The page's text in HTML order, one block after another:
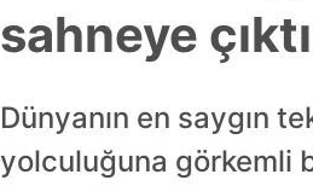
sahneye çıktı
Dünyanın en saygın
yolculuğuna görkemli